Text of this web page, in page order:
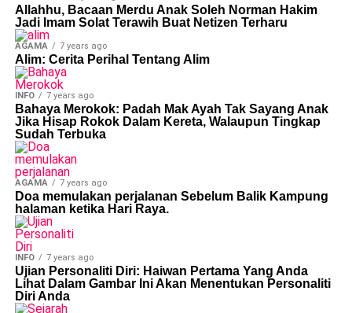
Allahhu, Bacaan Merdu Anak Soleh Norman Hakim
Jadi Imam Solat Terawih Buat Netizen Terharu
AGAMA 7 years ago
Alim: Cerita Perihal Tentang Alim
INFO 7 years ago
Bahaya Merokok: Padah Mak Ayah Tak Sayang Anak
Jika Hisap Rokok Dalam Kereta, Walaupun Tingkap
Sudah Terbuka
AGAMA 7 years ago
Doa memulakan perjalanan Sebelum Balik Kampung
halaman ketika Hari Raya.
INFO 7 years ago
Ujian Personaliti Diri: Haiwan Pertama Yang Anda
Lihat Dalam Gambar Ini Akan Menentukan Personaliti
Diri Anda